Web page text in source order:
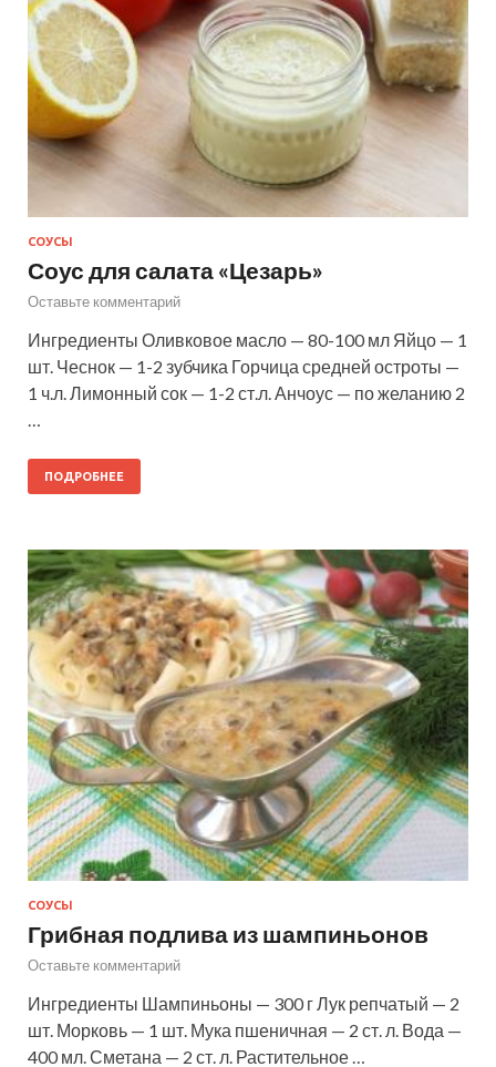
СОУСЫ
Соус для салата «Цезарь»
Оставьте комментарий
Ингредиенты Оливковое масло — 80-100 мл Яйцо — 1
шт. Чеснок — 1-2 зубчика Горчица средней остроты —
1 ч.л. Лимонный сок — 1-2 ст.л. Анчоус — по желанию 2
ПОДРОБНЕЕ
СОУСЫ
Грибная подлива из шампиньонов
Оставьте комментарий
Ингредиенты Шампиньоны — 300 г Лук репчатый — 2
шт. Морковь — 1 шт. Мука пшеничная — 2 ст. л. Вода —
400 мл. Сметана — 2 ст. л. Растительное …